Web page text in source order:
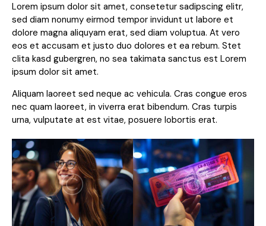
Lorem ipsum dolor sit amet, consetetur sadipscing elitr,
sed diam nonumy eirmod tempor invidunt ut labore et
dolore magna aliquyam erat, sed diam voluptua. At vero
eos et accusam et justo duo dolores et ea rebum. Stet
clita kasd gubergren, no sea takimata sanctus est Lorem
ipsum dolor sit amet.
Aliquam laoreet sed neque ac vehicula. Cras congue eros
nec quam laoreet, in viverra erat bibendum. Cras turpis
urna, vulputate at est vitae, posuere lobortis erat.